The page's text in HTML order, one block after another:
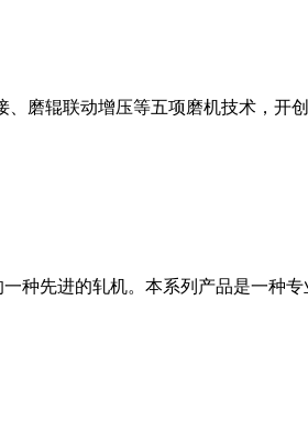
磨辊联动增压等五项磨机技术，开
种先进的轧机。本系列产品是一种